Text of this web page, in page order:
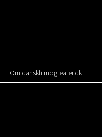
Om danskfilmogteater.dk